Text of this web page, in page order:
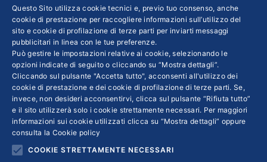
comprende anche privati. Oltre alla fornitura di
inerti, negli anni si è specializzata nello
smaltimento e trattamento di rifiuti edili da
demolizioni civili e industriali, in un’ottica di
economia circolare, come spiega Luca
Cipiccia, uno dei nipoti dei fondatori
← 1 … 22 23 24
Questo Sito utilizza cookie tecnici e, previo tuo consenso, anche
cookie di prestazione per raccogliere informazioni sull’utilizzo del
sito e cookie di profilazione di terze parti per inviarti messaggi
pubblicitari in linea con le tue preferenze.
Può gestire le impostazioni relative ai cookie, selezionando le
opzioni indicate di seguito o cliccando su “Mostra dettagli”.
Cliccando sul pulsante "Accetta tutto", acconsenti all'utilizzo dei
cookie di prestazione e dei cookie di profilazione di terze parti. Se,
invece, non desideri acconsentirvi, clicca sul pulsante “Rifiuta tutto”
e il sito utilizzerà solo i cookie strettamente necessari. Per maggiori
informazioni sui cookie utilizzati clicca su “Mostra dettagli” oppure
consulta la Cookie policy
COOKIE STRETTAMENTE NECESSARI